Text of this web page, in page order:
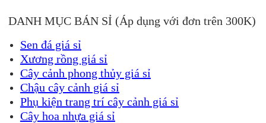
DANH MỤC BÁN SỈ (Áp dụng với đơn trên 300K)
Sen đá giá sỉ
Xương rồng giá sỉ
Cây cảnh phong thủy giá sỉ
Chậu cây cảnh giá sỉ
Phụ kiện trang trí cây cảnh giá sỉ
Cây hoa nhựa giá sỉ